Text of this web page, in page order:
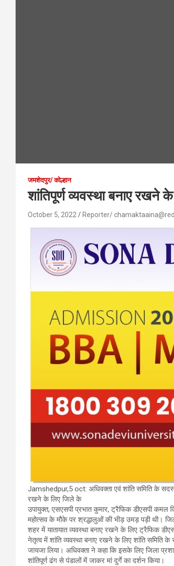
जमशेदपुर/ कोल्हान
शांतिपूर्ण व्यवस्था बनाए रखने
October 5, 2022 Reporter/
Jamshedpur,5 oct: अधिवक्ता एवं शांति समिति के
रखने के लिए जिले के
उपायुक्त, एसएसपी प्रभात कुमार, ट्रैफिक डीएसपी कमल
महोत्सव के मौके पर श्रद्धालुओं की भीड़ उमड़ पड़ी थी।
शहर में यातायात व्यवस्था बनाए रखने के लिए ट्रैफिक
नेतृत्व में शांति व्यवस्था बनाए रखने के लिए शांति समिति
जायजा लिया। अधिवक्ता ने कहा कि इसके लिए जिला
शांतिपूर्ण ढंग से पंडालों में जाकर मां दुर्गे का दर्शन किया।